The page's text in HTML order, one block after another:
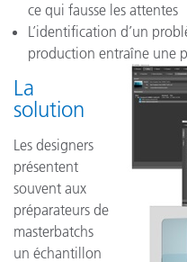
ce qui fausse les attentes
L’identification d’un
production entraîne une
La
solution
Les designers
présentent
souvent aux
préparateurs de
masterbatchs
un échantillon